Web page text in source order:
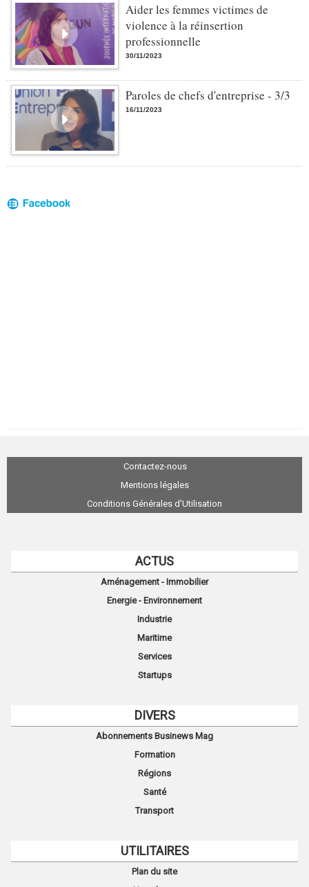
Aider les femmes victimes de
violence à la réinsertion
professionnelle
30/11/2023
Paroles de chefs d'entreprise - 3/3
16/11/2023
Contactez-nous
Mentions légales
Conditions Générales d'Utilisation
ACTUS
Aménagement - Immobilier
Energie - Environnement
Industrie
Maritime
Services
Startups
DIVERS
Abonnements Businews Mag
Formation
Régions
Santé
Transport
UTILITAIRES
Plan du site